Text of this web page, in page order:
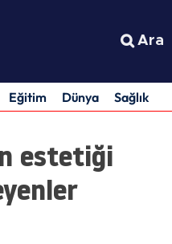
Ara
Eğitim Dünya Sağlık
estetiği